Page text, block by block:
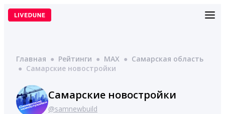
Перейти
Главная ● Рейтинги ● MAX ● Самарская область
● Самарские новостройки
Самарские новостройки
@samnewbuild